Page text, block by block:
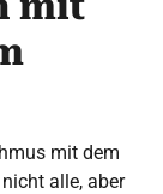
mit dem
alle, aber